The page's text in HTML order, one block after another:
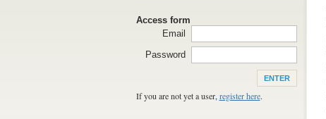
Access form
Email
Password
If you are not yet a user, register here.